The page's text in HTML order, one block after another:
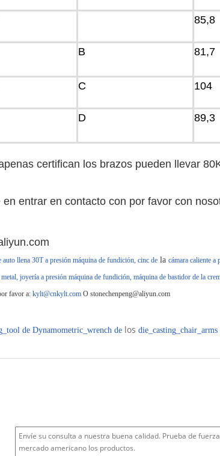
85,8
B 81,7
C 104
D 89,3
certifican los brazos pueden llevar
entrar en contacto con por favor con
auto llena 30T a presión máquina de fundición, cinc de la cámara caliente
joyería a presión máquina de fundición, máquina de bastidor de la
favor a: kylt@cnkylt.com O stonechenpeng@aliyun.com
de Dynamometric_wrench de los die_casting_chair_arms